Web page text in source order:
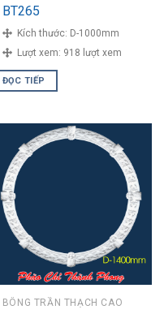
BT265
Kích thước: D-1000mm
Lượt xem: 918 lượt xem
ĐỌC TIẾP
BÔNG TRẦN THẠCH CAO